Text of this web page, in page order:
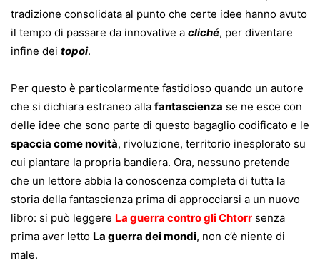
tradizione consolidata al punto che certe idee hanno avuto
il tempo di passare da innovative a cliché, per diventare
infine dei topoi.
Per questo è particolarmente fastidioso quando un autore
che si dichiara estraneo alla fantascienza se ne esce con
delle idee che sono parte di questo bagaglio codificato e le
spaccia come novità, rivoluzione, territorio inesplorato su
cui piantare la propria bandiera. Ora, nessuno pretende
che un lettore abbia la conoscenza completa di tutta la
storia della fantascienza prima di approcciarsi a un nuovo
libro: si può leggere La guerra contro gli Chtorr senza
prima aver letto La guerra dei mondi, non c’è niente di
male.